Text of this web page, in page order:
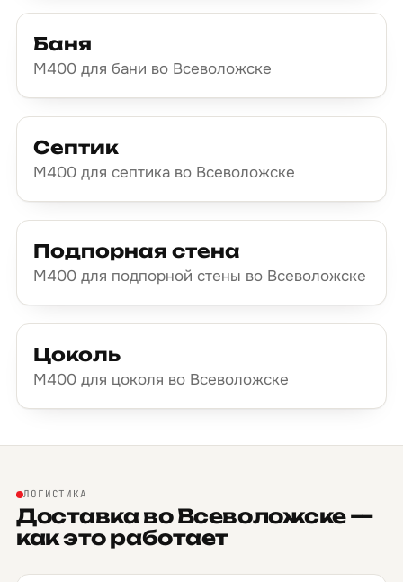
Баня
М400 для бани во Всеволожске
Септик
М400 для септика во Всеволожске
Подпорная стена
М400 для подпорной стены во Всеволожске
Цоколь
М400 для цоколя во Всеволожске
ЛОГИСТИКА
Доставка во Всеволожске —
как это работает